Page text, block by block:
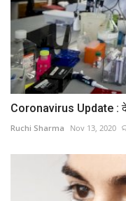
Coronavirus Update :
Ruchi Sharma Nov 13, 2020